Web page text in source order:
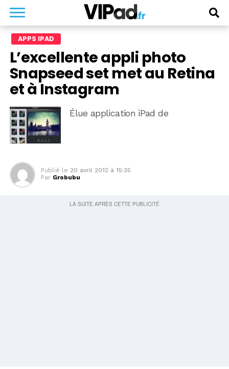
APPS IPAD
L’excellente appli photo
Snapseed set met au Retina
et à Instagram
Élue application iPad de
Publié le 20 avril 2012 à 15:35
Par Grobubu